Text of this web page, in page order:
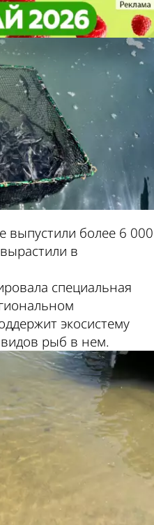
стерлядь
выпустили более 6 000
в
специальная
экосистему
рыб в нем.
стерлядь
курсы